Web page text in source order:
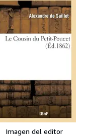
Imagen del editor